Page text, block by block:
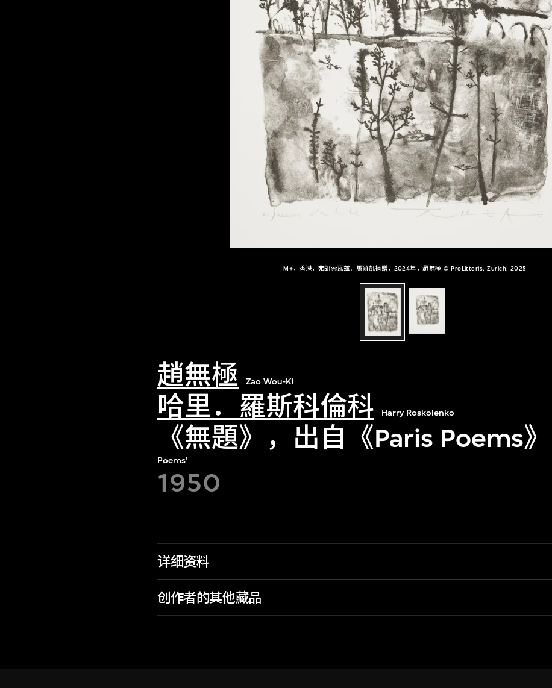
M+，香港，弗朗索瓦兹．馬爾凱捐贈，2024年，趙無極 © ProLitteris, Zurich, 2025
趙無極 Zao Wou-Ki
哈里．羅斯科倫科 Harry Roskolenko
《無題》，出自《Paris Poems》
Poems'
1950
详细资料
创作者的其他藏品